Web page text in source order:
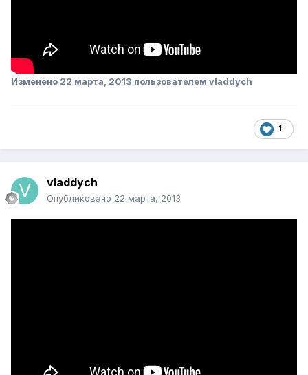
Изменено 22 марта, 2013 пользователем vladdych
1
vladdych
Опубликовано 22 марта, 2013